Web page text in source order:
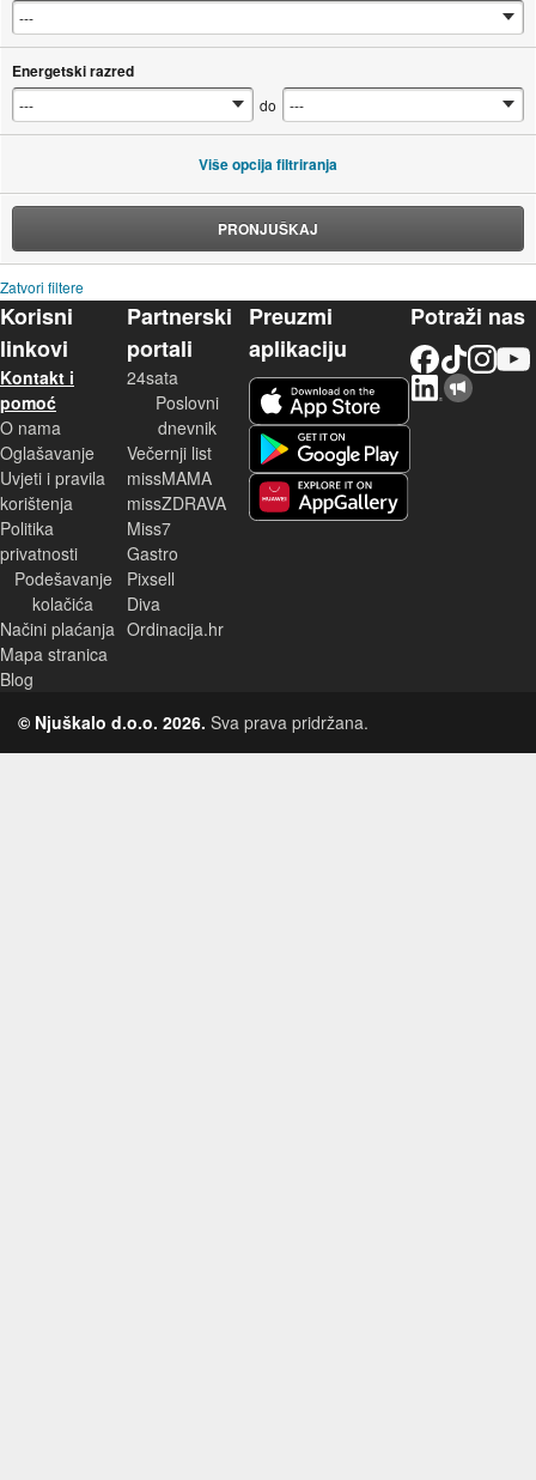
Energetski razred
do
Više opcija filtriranja
PRONJUŠKAJ
Zatvori filtere
Korisni
linkovi
Kontakt i
pomoć
O nama
Oglašavanje
Uvjeti i pravila
korištenja
Politika
privatnosti
Podešavanje
kolačića
Načini plaćanja
Mapa stranica
Blog
Partnerski
portali
24sata
Poslovni
dnevnik
Večernji list
missMAMA
missZDRAVA
Miss7
Gastro
Pixsell
Diva
Ordinacija.hr
Preuzmi
aplikaciju
Potraži nas
© Njuškalo d.o.o. 2026. Sva prava pridržana.